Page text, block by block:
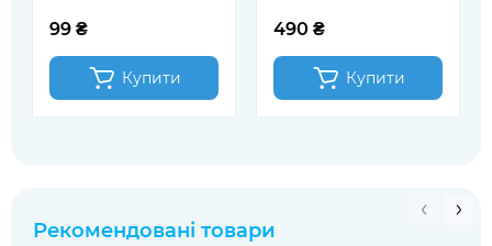
шт (1052)
99 ₴
Купити
490 ₴
Купити
Рекомендовані товари